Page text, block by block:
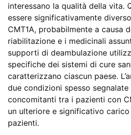
interessano la qualità della vita.
essere significativamente
CMT1A, probabilmente a causa
riabilitazione e i medicinali
supporti di deambulazione
specifiche dei sistemi di cure
caratterizzano ciascun paese.
due condizioni spesso
concomitanti tra i pazienti con
un ulteriore e significativo
pazienti.